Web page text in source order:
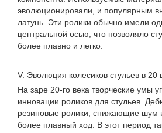
эволюционировали, и популярным
латунь. Эти ролики обычно имели
центральной осью, что позволяло
более плавно и легко.
V. Эволюция колесиков стульев в 20
На заре 20-го века творческие умы
инновации роликов для стульев.
резиновые ролики, снижающие шум
более плавный ход. В этот период